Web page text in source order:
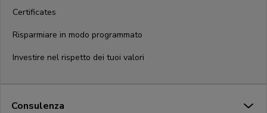
Certificates
Risparmiare in modo programmato
Investire nel rispetto dei tuoi valori
Consulenza